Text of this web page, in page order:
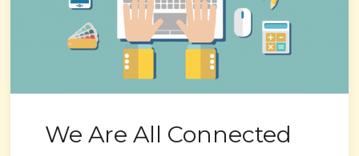
We Are All Connected